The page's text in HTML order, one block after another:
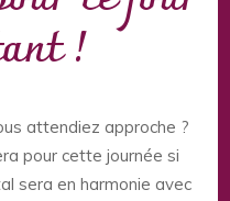
!
attendiez approche ?
pour cette journée si
sera en harmonie avec